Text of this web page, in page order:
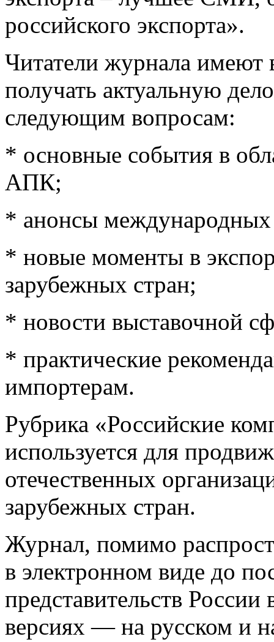
российского экспорта».
Читатели журнала имеют
получать актуальную
следующим вопросам:
* основные события в
АПК;
* анонсы
* новые моменты в
зарубежных стран;
* новости выставочной
* практические
импортерам.
Рубрика «Российские
используется для
отечественных
зарубежных стран.
Журнал, помимо
в электронном виде до
представительств
версиях — на русском и